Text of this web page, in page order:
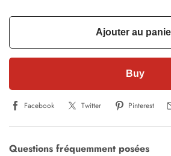
Ajouter au
Buy
Facebook Twitter Pinterest
Questions fréquemment posées